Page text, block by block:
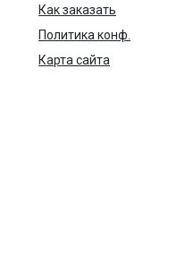
Как заказать
Политика конф.
Карта сайта